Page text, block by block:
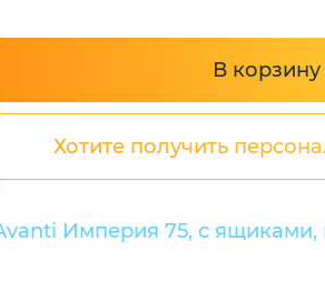
В корзину
Хотите получить
Империя 75, с